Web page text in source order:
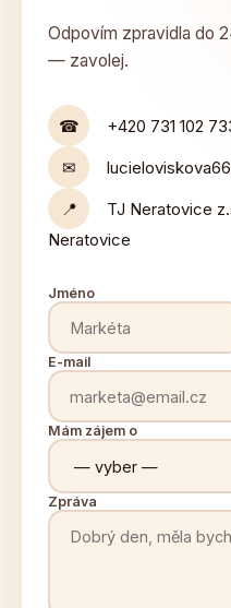
Odpovím zpravidla do
— zavolej.
☎
+420 731 102
✉
📍
TJ Neratovice
Neratovice
Jméno
E-mail
Mám zájem o
Zpráva